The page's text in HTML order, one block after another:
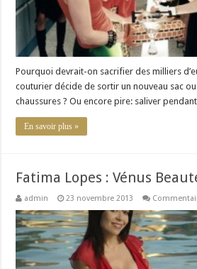
Pourquoi devrait-on sacrifier des milliers
couturier décide de sortir un nouveau sac
chaussures ? Ou encore pire: saliver
En savoir plus »
Fatima Lopes : Vénus
admin 23 novembre 2013